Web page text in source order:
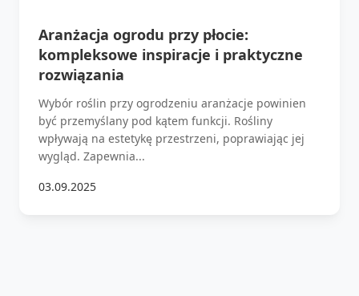
Aranżacja ogrodu przy płocie:
kompleksowe inspiracje i praktyczne
rozwiązania
Wybór roślin przy ogrodzeniu aranżacje powinien
być przemyślany pod kątem funkcji. Rośliny
wpływają na estetykę przestrzeni, poprawiając jej
wygląd. Zapewnia...
03.09.2025